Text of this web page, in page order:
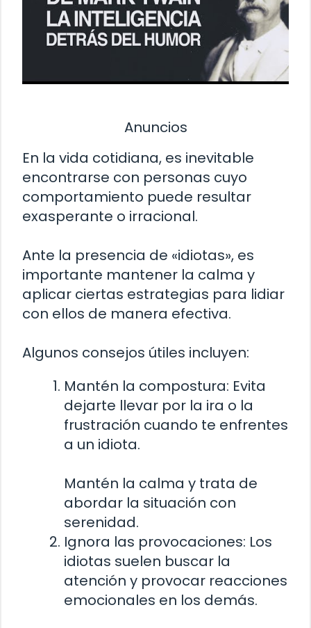
Anuncios
En la vida cotidiana, es inevitable
encontrarse con personas cuyo
comportamiento puede resultar
exasperante o irracional.
Ante la presencia de «idiotas», es
importante mantener la calma y
aplicar ciertas estrategias para lidiar
con ellos de manera efectiva.
Algunos consejos útiles incluyen:
Mantén la compostura: Evita
dejarte llevar por la ira o la
frustración cuando te enfrentes
a un idiota.
Mantén la calma y trata de
abordar la situación con
serenidad.
Ignora las provocaciones: Los
idiotas suelen buscar la
atención y provocar reacciones
emocionales en los demás.